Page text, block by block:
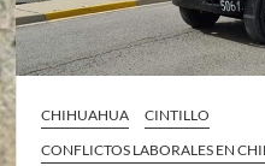
CHIHUAHUA
CINTILLO
CONFLICTOS LABORALES EN